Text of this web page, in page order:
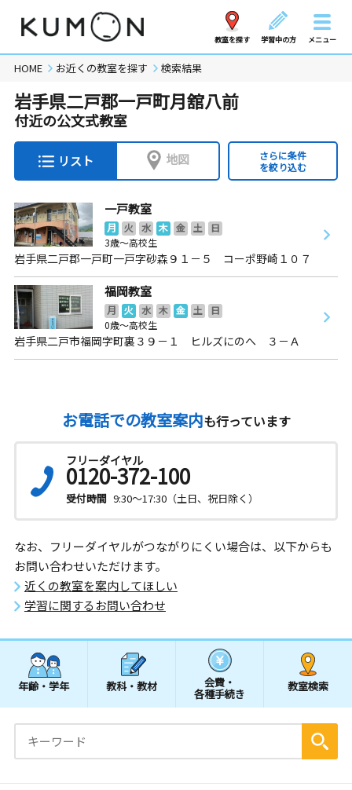
教室を探す 学習中の方 メニュー
HOME お近くの教室を探す 検索結果
岩手県二戸郡一戸町月舘八前
付近の公文式教室
リスト 地図
さらに条件
を絞り込む
一戸教室
月 火 水 木 金 土
日
3歳～高校生
岩手県二戸郡一戸町一戸字砂森９１－５ コーポ野崎１０７
福岡教室
月 火 水 木 金 土
日
0歳～高校生
岩手県二戸市福岡字町裏３９－１ ヒルズにのへ ３－Ａ
お電話での教室案内も行っています
フリーダイヤル
0120-372-100
受付時間 9:30～17:30（土日、祝日除く）
なお、フリーダイヤルがつながりにくい場合は、以下からも
お問い合わせいただけます。
近くの教室を案内してほしい
学習に関するお問い合わせ
年齢・学年 教科・教材 会費・
各種手続き
教室検索